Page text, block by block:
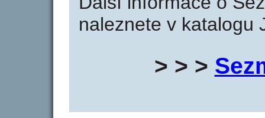
naleznete v katalogu
> > >